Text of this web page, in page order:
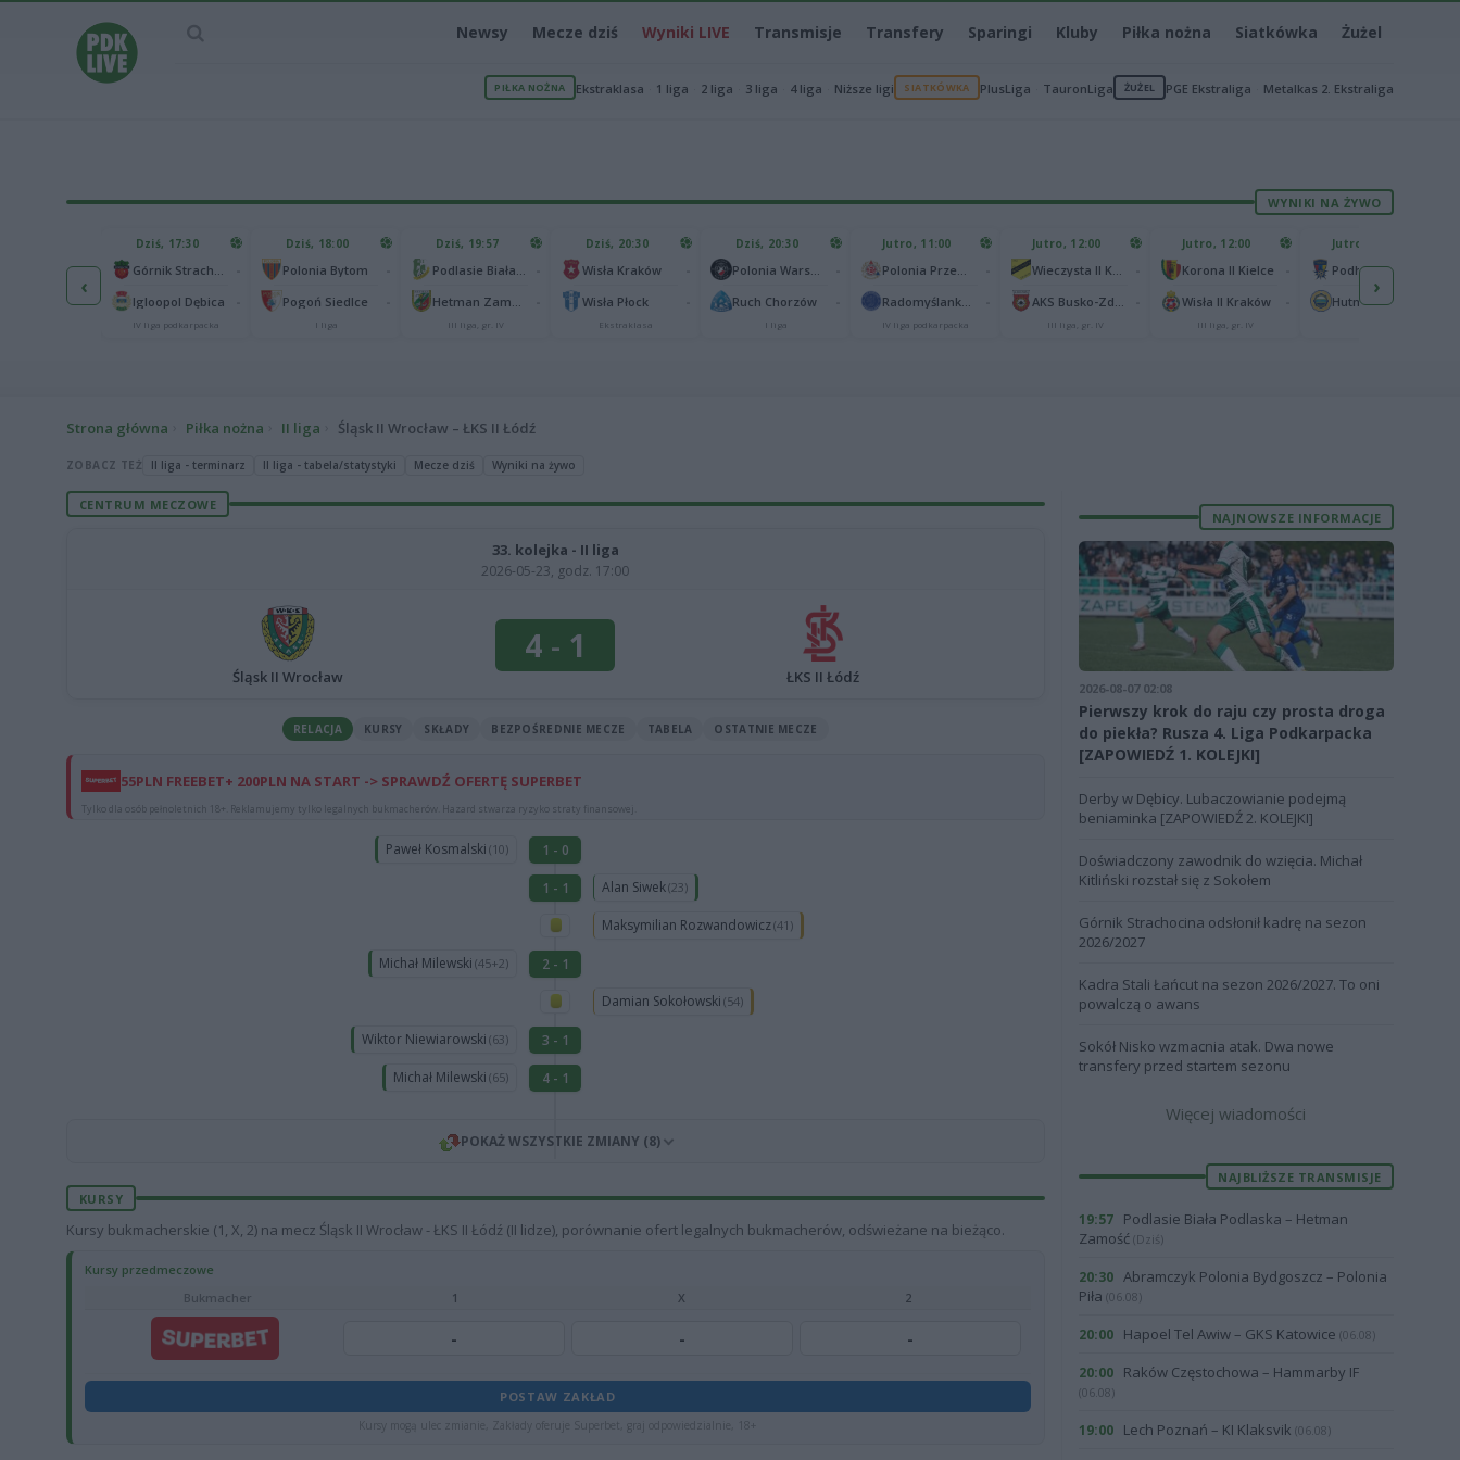
Newsy Mecze dziś Wyniki LIVE Transmisje Transfery Sparingi Kluby Piłka nożna Siatkówka Żużel
PIŁKA NOŻNA Ekstraklasa 1 liga 2 liga 3 liga 4 liga Niższe ligi SIATKÓWKA PlusLiga TauronLiga ŻUŻEL PGE Ekstraliga Metalkas 2. Ekstraliga
WYNIKI NA ŻYWO
‹
65
25
Dziś, 17:30
Igloopol Dębica
IV liga podkarpacka
Dziś, 18:00
Polonia Bytom
Pogoń Siedlce
I liga
Dziś, 19:57
III liga, gr. IV
Dziś, 20:30
Wisła Kraków
Wisła Płock
Ekstraklasa
Dziś, 20:30
Ruch Chorzów
I liga
Jutro, 11:00
IV liga podkarpacka
Jutro, 12:00
III liga, gr. IV
Jutro, 12:00
Korona II Kielce
Wisła II Kraków
III liga, gr. IV
Jutro, 13:00
Hutnik Kraków
›
Strona główna Piłka nożna II liga Śląsk II Wrocław – ŁKS II Łódź
ZOBACZ TEŻ II liga - terminarz II liga - tabela/statystyki Mecze dziś Wyniki na żywo
CENTRUM MECZOWE
33. kolejka - II liga
2026-05-23, godz. 17:00
Śląsk II Wrocław
4 - 1
ŁKS II Łódź
RELACJA KURSY SKŁADY BEZPOŚREDNIE MECZE TABELA OSTATNIE MECZE
55PLN FREEBET+ 200PLN NA START -> SPRAWDŹ OFERTĘ SUPERBET
Tylko dla osób pełnoletnich 18+. Reklamujemy tylko legalnych bukmacherów. Hazard stwarza ryzyko straty finansowej.
Paweł Kosmalski (10) 1 - 0
1 - 1 Alan Siwek(23)
Maksymilian Rozwandowicz(41)
Michał Milewski (45+2) 2 - 1
Damian Sokołowski (54)
Wiktor Niewiarowski (63) 3 - 1
Michał Milewski (65) 4 - 1
POKAŻ WSZYSTKIE ZMIANY (8)
KURSY
Kursy bukmacherskie (1, X, 2) na mecz Śląsk II Wrocław - ŁKS II Łódź (II lidze), porównanie ofert legalnych bukmacherów, odświeżane na bieżąco.
Kursy przedmeczowe
Bukmacher
1 X 2
- - -
POSTAW ZAKŁAD
Kursy mogą ulec zmianie, Zakłady oferuje Superbet, graj odpowiedzialnie, 18+
NAJNOWSZE INFORMACJE
2026-08-07 02:08
Pierwszy krok do raju czy prosta droga
do piekła? Rusza 4. Liga Podkarpacka
[ZAPOWIEDŹ 1. KOLEJKI]
Derby w Dębicy. Lubaczowianie podejmą
beniaminka [ZAPOWIEDŹ 2. KOLEJKI]
Doświadczony zawodnik do wzięcia. Michał
Kitliński rozstał się z Sokołem
Górnik Strachocina odsłonił kadrę na sezon
2026/2027
Kadra Stali Łańcut na sezon 2026/2027. To oni
powalczą o awans
Sokół Nisko wzmacnia atak. Dwa nowe
transfery przed startem sezonu
Więcej wiadomości
NAJBLIŻSZE TRANSMISJE
19:57
Podlasie Biała Podlaska – Hetman
Zamość (Dziś)
20:30 Abramczyk Polonia Bydgoszcz – Polonia
Piła (06.08)
20:00 Hapoel Tel Awiw – GKS Katowice (06.08)
20:00 Raków Częstochowa – Hammarby IF
(06.08)
19:00 Lech Poznań – KI Klaksvik (06.08)